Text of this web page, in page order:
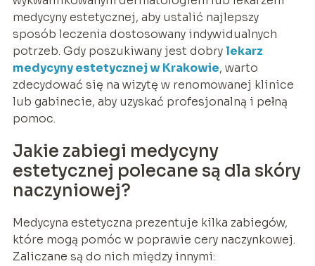
medycyny estetycznej, aby ustalić najlepszy
sposób leczenia dostosowany indywidualnych
potrzeb. Gdy poszukiwany jest dobry lekarz
medycyny estetycznej w Krakowie, warto
zdecydować się na wizytę w renomowanej klinice
lub gabinecie, aby uzyskać profesjonalną i pełną
pomoc.
Jakie zabiegi medycyny
estetycznej polecane są dla skóry
naczyniowej?
Medycyna estetyczna prezentuje kilka zabiegów,
które mogą pomóc w poprawie cery naczynkowej.
Zaliczane są do nich między innymi: